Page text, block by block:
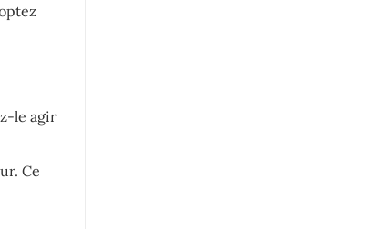
le agir
Ce